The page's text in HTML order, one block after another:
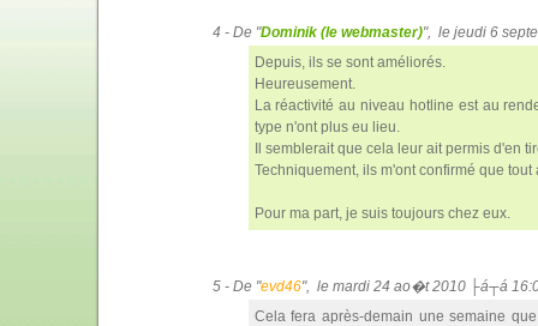
4 - De "Dominik (le webmaster)", le jeudi 6
Depuis, ils se sont améliorés.
Heureusement.
La réactivité au niveau hotline est au
type n'ont plus eu lieu.
Il semblerait que cela leur ait permis d'en
Techniquement, ils m'ont confirmé que tout
Pour ma part, je suis toujours chez eux.
5 - De "evd46", le mardi 24 ao�t 2010 ├á┬á
Cela fera après-demain une semaine